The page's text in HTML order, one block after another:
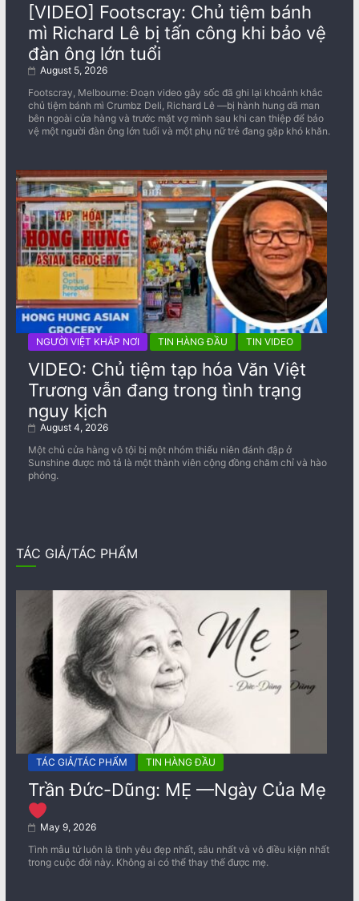
[VIDEO] Footscray: Chủ tiệm bánh
mì Richard Lê bị tấn công khi bảo vệ
đàn ông lớn tuổi
August 5, 2026
Footscray, Melbourne: Đoạn video gây sốc đã ghi lại khoảnh khắc
chủ tiệm bánh mì Crumbz Deli, Richard Lê —bị hành hung dã man
bên ngoài cửa hàng và trước mặt vợ mình sau khi can thiệp để bảo
vệ một người đàn ông lớn tuổi và một phụ nữ trẻ đang gặp khó khăn.
NGƯỜI VIỆT KHẮP NƠI TIN HÀNG ĐẦU TIN VIDEO
VIDEO: Chủ tiệm tạp hóa Văn Việt
Trương vẫn đang trong tình trạng
nguy kịch
August 4, 2026
Một chủ cửa hàng vô tội bị một nhóm thiếu niên đánh đập ở
Sunshine được mô tả là một thành viên cộng đồng chăm chỉ và hào
phóng.
TÁC GIẢ/TÁC PHẨM
TÁC GIẢ/TÁC PHẨM TIN HÀNG ĐẦU
Trần Đức-Dũng: MẸ —Ngày Của Mẹ
May 9, 2026
Tình mẫu tử luôn là tình yêu đẹp nhất, sâu nhất và vô điều kiện nhất
trong cuộc đời này. Không ai có thể thay thế được mẹ.